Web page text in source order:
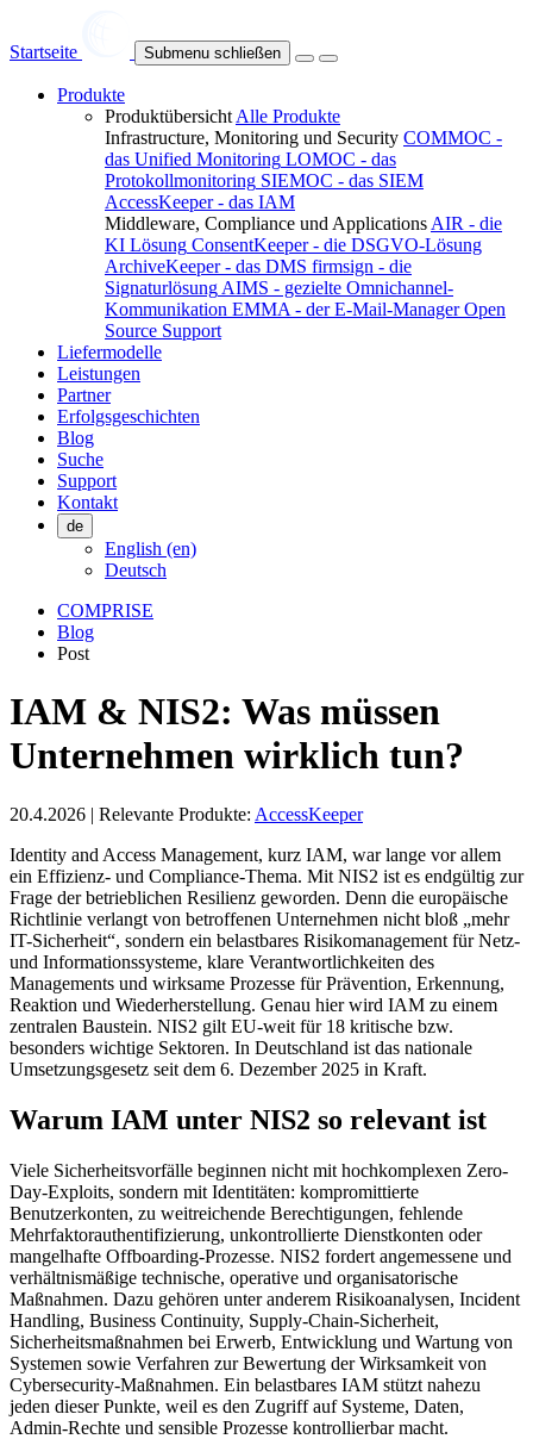
Startseite Submenu schließen
Produkte
Produktübersicht Alle Produkte
Infrastructure, Monitoring und Security COMMOC -
das Unified Monitoring LOMOC - das
Protokollmonitoring SIEMOC - das SIEM
AccessKeeper - das IAM
Middleware, Compliance und Applications AIR - die
KI Lösung ConsentKeeper - die DSGVO-Lösung
ArchiveKeeper - das DMS firmsign - die
Signaturlösung AIMS - gezielte Omnichannel-
Kommunikation EMMA - der E-Mail-Manager Open
Source Support
Liefermodelle
Leistungen
Partner
Erfolgsgeschichten
Blog
Suche
Support
Kontakt
de
English (en)
Deutsch
COMPRISE
Blog
Post
IAM & NIS2: Was müssen
Unternehmen wirklich tun?
20.4.2026 | Relevante Produkte: AccessKeeper
Identity and Access Management, kurz IAM, war lange vor allem
ein Effizienz- und Compliance-Thema. Mit NIS2 ist es endgültig zur
Frage der betrieblichen Resilienz geworden. Denn die europäische
Richtlinie verlangt von betroffenen Unternehmen nicht bloß „mehr
IT-Sicherheit“, sondern ein belastbares Risikomanagement für Netz-
und Informationssysteme, klare Verantwortlichkeiten des
Managements und wirksame Prozesse für Prävention, Erkennung,
Reaktion und Wiederherstellung. Genau hier wird IAM zu einem
zentralen Baustein. NIS2 gilt EU-weit für 18 kritische bzw.
besonders wichtige Sektoren. In Deutschland ist das nationale
Umsetzungsgesetz seit dem 6. Dezember 2025 in Kraft.
Warum IAM unter NIS2 so relevant ist
Viele Sicherheitsvorfälle beginnen nicht mit hochkomplexen Zero-
Day-Exploits, sondern mit Identitäten: kompromittierte
Benutzerkonten, zu weitreichende Berechtigungen, fehlende
Mehrfaktorauthentifizierung, unkontrollierte Dienstkonten oder
mangelhafte Offboarding-Prozesse. NIS2 fordert angemessene und
verhältnismäßige technische, operative und organisatorische
Maßnahmen. Dazu gehören unter anderem Risikoanalysen, Incident
Handling, Business Continuity, Supply-Chain-Sicherheit,
Sicherheitsmaßnahmen bei Erwerb, Entwicklung und Wartung von
Systemen sowie Verfahren zur Bewertung der Wirksamkeit von
Cybersecurity-Maßnahmen. Ein belastbares IAM stützt nahezu
jeden dieser Punkte, weil es den Zugriff auf Systeme, Daten,
Admin-Rechte und sensible Prozesse kontrollierbar macht.